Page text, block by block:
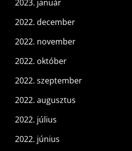
2023. január
2022. december
2022. november
2022. október
2022. szeptember
2022. augusztus
2022. július
2022. június